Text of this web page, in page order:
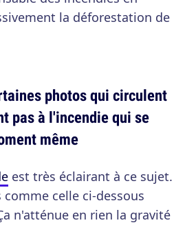
la déforestation de
photos qui circulent
pas à l'incendie qui se
même
est très éclairant à ce sujet.
celle ci-dessous
n'atténue en rien la gravité